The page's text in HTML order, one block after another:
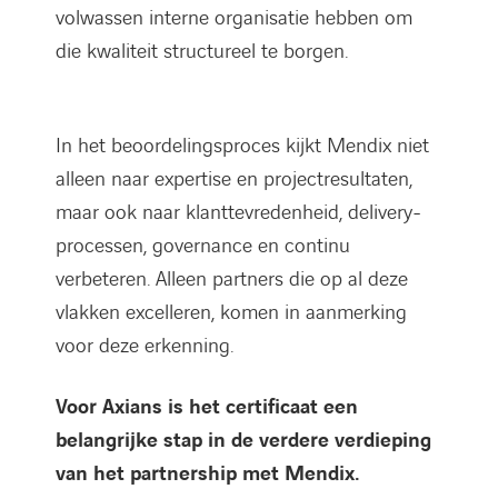
volwassen interne organisatie hebben om
die kwaliteit structureel te borgen.
In het beoordelingsproces kijkt Mendix niet
alleen naar expertise en projectresultaten,
maar ook naar klanttevredenheid, delivery-
processen, governance en continu
verbeteren. Alleen partners die op al deze
vlakken excelleren, komen in aanmerking
voor deze erkenning.
Voor Axians is het certificaat een
belangrijke stap in de verdere verdieping
van het partnership met Mendix.